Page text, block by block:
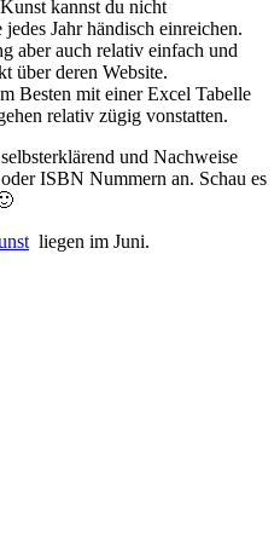
kannst du nicht
Jahr händisch einreichen.
aber auch relativ einfach und
über deren Website.
Besten mit einer Excel Tabelle
relativ zügig vonstatten.
und Nachweise
ISBN Nummern an. Schau es
liegen im Juni.